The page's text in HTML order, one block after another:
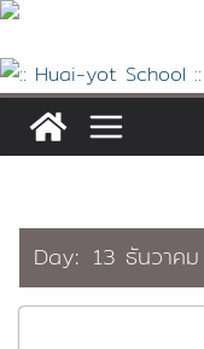
Skip
content
Day: 13 ธันวาค